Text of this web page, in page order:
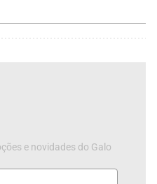
e novidades do Galo